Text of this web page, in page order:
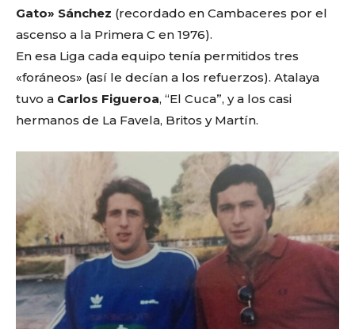
Gato» Sánchez (recordado en Cambaceres por el
ascenso a la Primera C en 1976).
En esa Liga cada equipo tenía permitidos tres
«foráneos» (así le decían a los refuerzos). Atalaya
tuvo a Carlos Figueroa, “El Cuca”, y a los casi
hermanos de La Favela, Britos y Martín.